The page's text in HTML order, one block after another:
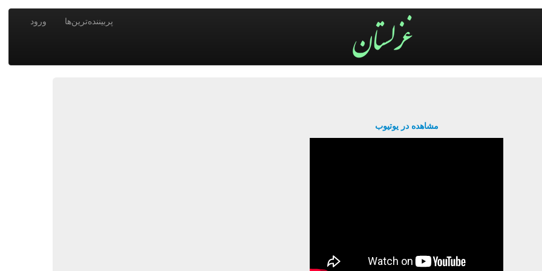
پربیننده‌ترین‌ها ورود
مشاهده در یوتیوب